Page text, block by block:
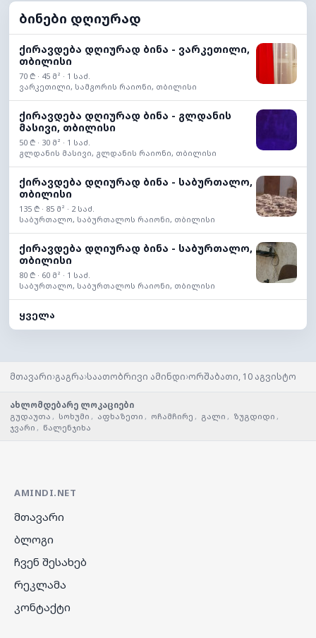
ბინები დღიურად
ქირავდება დღიურად ბინა - ვარკეთილი,
თბილისი
70 ₾ · 45 მ² · 1 საძ.
ვარკეთილი, სამგორის რაიონი, თბილისი
ქირავდება დღიურად ბინა - გლდანის
მასივი, თბილისი
50 ₾ · 30 მ² · 1 საძ.
გლდანის მასივი, გლდანის რაიონი, თბილისი
ქირავდება დღიურად ბინა - საბურთალო,
თბილისი
135 ₾ · 85 მ² · 2 საძ.
საბურთალო, საბურთალოს რაიონი, თბილისი
ქირავდება დღიურად ბინა - საბურთალო,
თბილისი
80 ₾ · 60 მ² · 1 საძ.
საბურთალო, საბურთალოს რაიონი, თბილისი
ყველა
მთავარი›გაგრა›საათობრივი ამინდი›ორშაბათი, 10 აგვისტო
ახლომდებარე ლოკაციები
გუდაუთა , სოხუმი , აფხაზეთი , ოჩამჩირე , გალი , ზუგდიდი ,
ჯვარი , წალენჯიხა
AMINDI.NET
მთავარი
ბლოგი
ჩვენ შესახებ
რეკლამა
კონტაქტი